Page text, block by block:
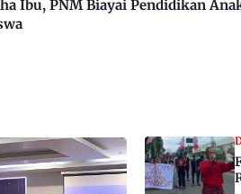
Ibu, PNM Biayai Pendidikan